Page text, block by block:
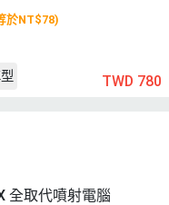
於NT$78)
TWD 780
全取代噴射電腦